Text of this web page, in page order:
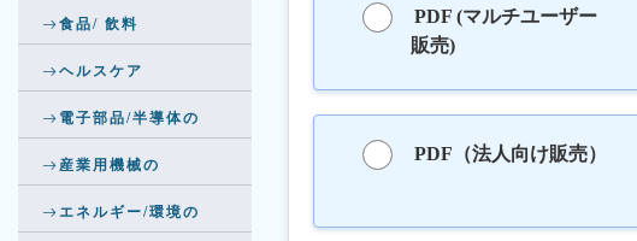
食品/ 飲料
ヘルスケア
電子部品/半導体の
産業用機械の
エネルギー/環境の
PDF (マルチユーザー
販売)
PDF（法人向け販売）